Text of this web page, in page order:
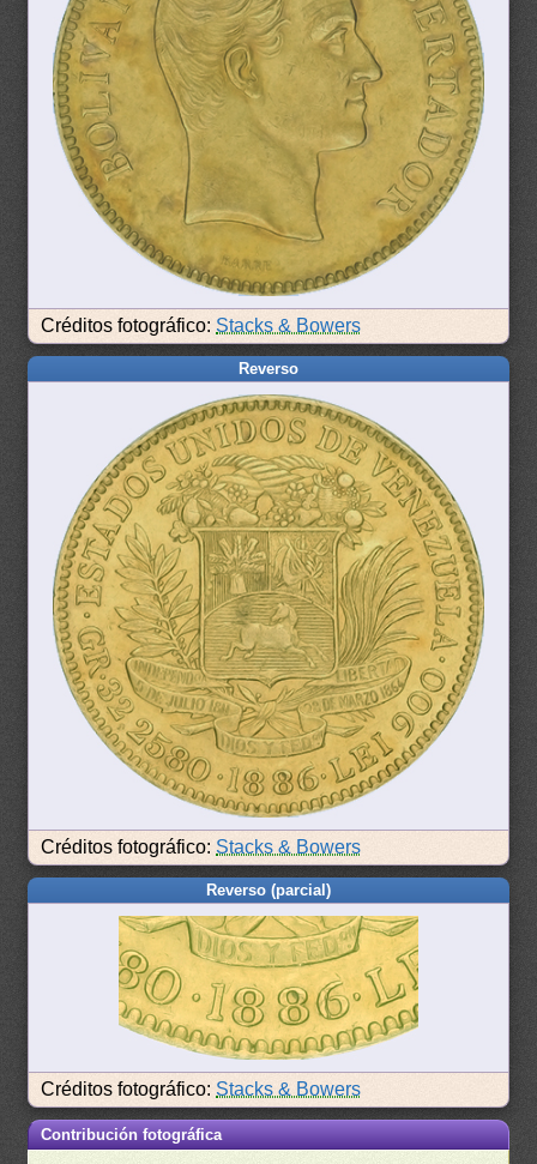
Créditos fotográfico: Stacks & Bowers
Reverso
Créditos fotográfico: Stacks & Bowers
Reverso (parcial)
Créditos fotográfico: Stacks & Bowers
Contribución fotográfica